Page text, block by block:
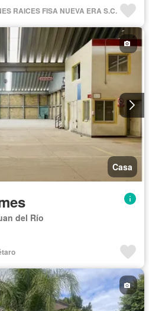
RAICES FISA NUEVA ERA S.C.
Casa
del Río